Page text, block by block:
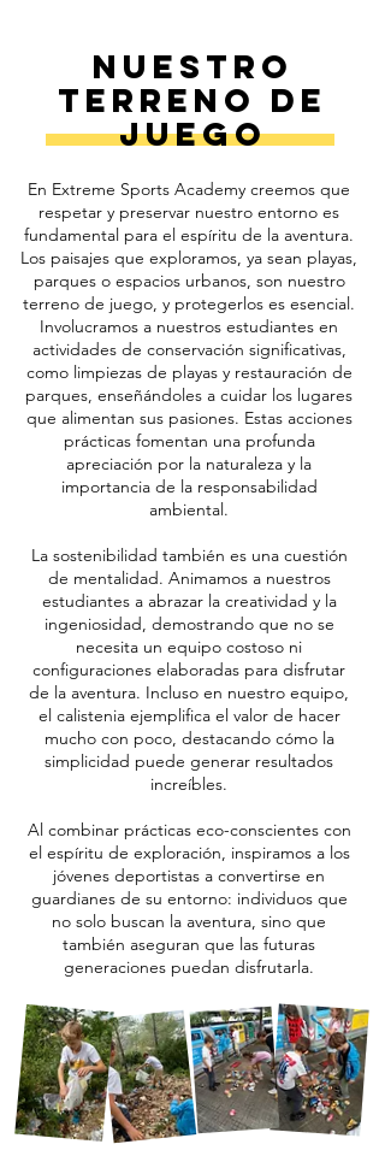
Nuestro
Terreno de
Juego
En Extreme Sports Academy creemos que
respetar y preservar nuestro entorno es
fundamental para el espíritu de la aventura.
Los paisajes que exploramos, ya sean playas,
parques o espacios urbanos, son nuestro
terreno de juego, y protegerlos es esencial.
Involucramos a nuestros estudiantes en
actividades de conservación significativas,
como limpiezas de playas y restauración de
parques, enseñándoles a cuidar los lugares
que alimentan sus pasiones. Estas acciones
prácticas fomentan una profunda
apreciación por la naturaleza y la
importancia de la responsabilidad
ambiental.
La sostenibilidad también es una cuestión
de mentalidad. Animamos a nuestros
estudiantes a abrazar la creatividad y la
ingeniosidad, demostrando que no se
necesita un equipo costoso ni
configuraciones elaboradas para disfrutar
de la aventura. Incluso en nuestro equipo,
el calistenia ejemplifica el valor de hacer
mucho con poco, destacando cómo la
simplicidad puede generar resultados
increíbles.
Al combinar prácticas eco-conscientes con
el espíritu de exploración, inspiramos a los
jóvenes deportistas a convertirse en
guardianes de su entorno: individuos que
no solo buscan la aventura, sino que
también aseguran que las futuras
generaciones puedan disfrutarla.